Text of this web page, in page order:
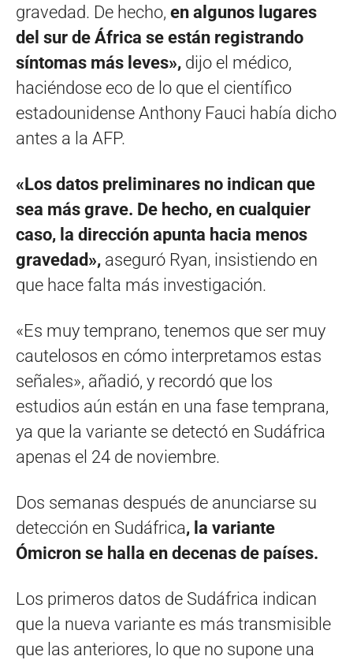
gravedad. De hecho, en algunos lugares
del sur de África se están registrando
síntomas más leves», dijo el médico,
haciéndose eco de lo que el científico
estadounidense Anthony Fauci había dicho
antes a la AFP.
«Los datos preliminares no indican que
sea más grave. De hecho, en cualquier
caso, la dirección apunta hacia menos
gravedad», aseguró Ryan, insistiendo en
que hace falta más investigación.
«Es muy temprano, tenemos que ser muy
cautelosos en cómo interpretamos estas
señales», añadió, y recordó que los
estudios aún están en una fase temprana,
ya que la variante se detectó en Sudáfrica
apenas el 24 de noviembre.
Dos semanas después de anunciarse su
detección en Sudáfrica, la variante
Ómicron se halla en decenas de países.
Los primeros datos de Sudáfrica indican
que la nueva variante es más transmisible
que las anteriores, lo que no supone una